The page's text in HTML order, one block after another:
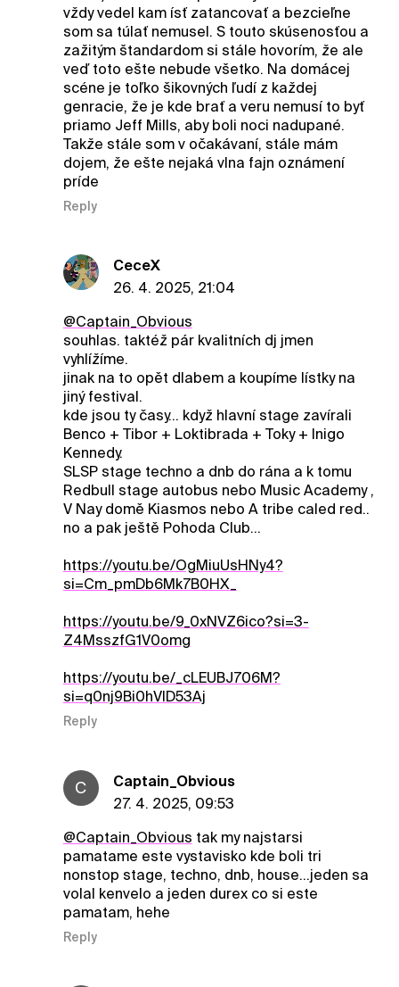
vždy vedel kam ísť zatancovať a bezcieľne
som sa túlať nemusel. S touto skúsenosťou a
zažitým štandardom si stále hovorím, že ale
veď toto ešte nebude všetko. Na domácej
scéne je toľko šikovných ľudí z každej
genracie, že je kde brať a veru nemusí to byť
priamo Jeff Mills, aby boli noci nadupané.
Takže stále som v očakávaní, stále mám
dojem, že ešte nejaká vlna fajn oznámení
príde
Reply
CeceX
26. 4. 2025, 21:04
@Captain_Obvious
souhlas. taktéž pár kvalitních dj jmen
vyhlížíme.
jinak na to opět dlabem a koupíme lístky na
jiný festival.
kde jsou ty časy... když hlavní stage zavírali
Benco + Tibor + Loktibrada + Toky + Inigo
Kennedy.
SLSP stage techno a dnb do rána a k tomu
Redbull stage autobus nebo Music Academy ,
V Nay domě Kiasmos nebo A tribe caled red..
no a pak ještě Pohoda Club...
https://youtu.be/OgMiuUsHNy4?
si=Cm_pmDb6Mk7B0HX_
https://youtu.be/9_0xNVZ6ico?si=3-
Z4MsszfG1V0omg
https://youtu.be/_cLEUBJ706M?
si=q0nj9Bi0hVlD53Aj
Reply
C
Captain_Obvious
27. 4. 2025, 09:53
@Captain_Obvious tak my najstarsi
pamatame este vystavisko kde boli tri
nonstop stage, techno, dnb, house...jeden sa
volal kenvelo a jeden durex co si este
pamatam, hehe
Reply